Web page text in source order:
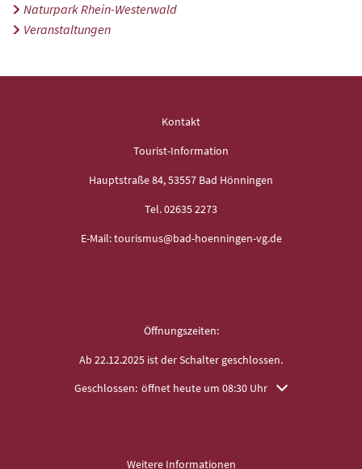
Naturpark Rhein-Westerwald
Veranstaltungen
Kontakt
Tourist-Information
Hauptstraße 84, 53557 Bad Hönningen
Tel. 02635 2273
E-Mail: tourismus@bad-hoenningen-vg.de
Öffnungszeiten:
Ab 22.12.2025 ist der Schalter geschlossen.
Klicken, um weitere Öffnungs- oder Schließzeiten
Geschlossen: öffnet heute um 08:30 Uhr
Weitere Informationen